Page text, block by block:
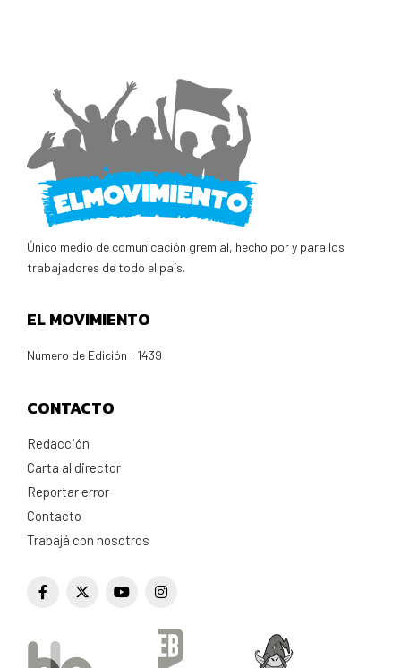
Único medio de comunicación gremial, hecho por y para los
trabajadores de todo el país.
EL MOVIMIENTO
Número de Edición : 1439
CONTACTO
Redacción
Carta al director
Reportar error
Contacto
Trabajá con nosotros